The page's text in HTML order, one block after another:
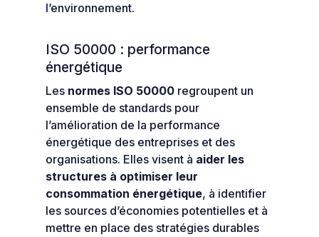
l’environnement.
ISO 50000 : performance
énergétique
Les normes ISO 50000 regroupent un
ensemble de standards pour
l’amélioration de la performance
énergétique des entreprises et des
organisations. Elles visent à aider les
structures à optimiser leur
consommation énergétique, à identifier
les sources d’économies potentielles et à
mettre en place des stratégies durables